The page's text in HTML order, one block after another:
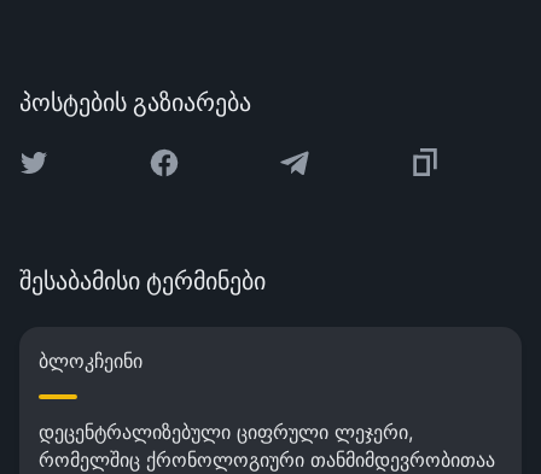
პოსტების გაზიარება
შესაბამისი ტერმინები
ბლოკჩეინი
დეცენტრალიზებული ციფრული ლეჯერი,
რომელშიც ქრონოლოგიური თანმიმდევრობითაა